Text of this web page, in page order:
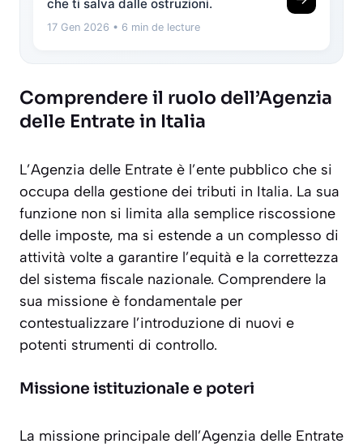
che ti salva dalle ostruzioni.
17 Gen 2026 • 6 min de lecture
Comprendere il ruolo dell’Agenzia
delle Entrate in Italia
L’Agenzia delle Entrate è l’ente pubblico che si
occupa della gestione dei tributi in Italia. La sua
funzione non si limita alla semplice riscossione
delle imposte, ma si estende a un complesso di
attività volte a garantire l’equità e la correttezza
del sistema fiscale nazionale. Comprendere la
sua missione è fondamentale per
contestualizzare l’introduzione di nuovi e
potenti strumenti di controllo.
Missione istituzionale e poteri
La missione principale dell’Agenzia delle Entrate